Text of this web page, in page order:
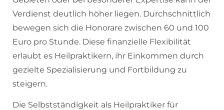
Verdienst deutlich höher liegen. Durchschnittlich
bewegen sich die Honorare zwischen 60 und 100
Euro pro Stunde. Diese finanzielle Flexibilität
erlaubt es Heilpraktikern, ihr Einkommen durch
gezielte Spezialisierung und Fortbildung zu
steigern.
Die Selbstständigkeit als Heilpraktiker für